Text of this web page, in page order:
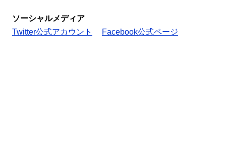
ソーシャルメディア
Twitter公式アカウント
Facebook公式ページ